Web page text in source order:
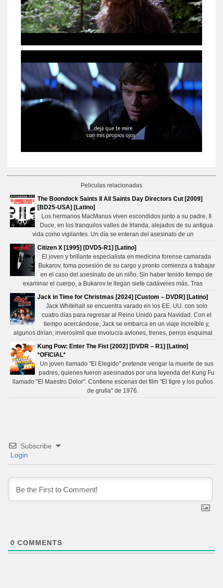
Peliculas relacionadas
The Boondock Saints II All Saints Day Directors Cut [2009]
[BD25-USA] [Latino]
Los hermanos MacManus viven escondidos junto a su padre, Il
Duce, en los tranquilos valles de Irlanda, alejados de su antigua
vida como vigilantes. Un día se enteran del asesinato de un
Citizen X [1995] [DVD5-R1] [Latino]
El joven y brillante especialista en medicina forense camarada
Bukarov, toma posesión de su cargo y pronto comienza a trabajar
en el caso del asesinato de un niño. Sin haber tenido tiempo de
examinar el cuerpo, a Bukarov le llegan siete cadáveres más. Tras
Jack in Time for Christmas [2024] [Custom – DVDR] [Latino]
Jack Whitehall se encuentra varado en los EE. UU. con solo
cuatro días para regresar al Reino Unido para Navidad. Con el
tiempo acercándose, Jack se embarca en un viaje increíble y,
algunos dirían, inverosímil que involucra aviones, trenes, perros esquimal
Kung Pow: Enter The Fist [2002] [DVDR – R1] [Latino]
*OFICIAL*
Un joven llamado "El Elegido" pretende vengar la muerte de sus
padres, quienes fueron asesinados por una leyenda del Kung Fu
llamado "El Maestro Dolor". Contiene escenas del film "El tigre y los puños
de grulla" de 1976.
Subscribe
Login
0 COMMENTS